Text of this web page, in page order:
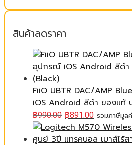
สินค้าลดราคา
FiiO UBTR DAC/AMP
iOS Android สีดำ ของแท้
฿990.00 ฿891.00 รวมภาษีมูล